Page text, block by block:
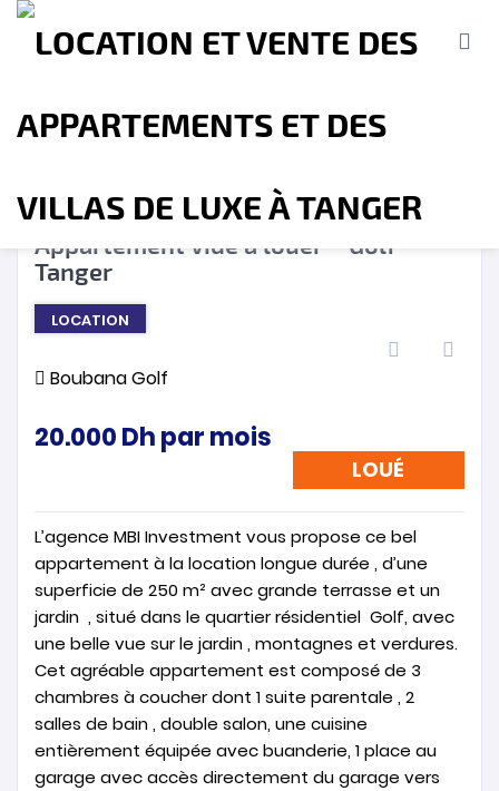
Accueil
Terrains Location de Vacances
❮ ❯
Appartement vide à louer – Golf –
Tanger
LOCATION
Boubana Golf
20.000Dhpar mois
LOUÉ
L’agence MBI Investment vous propose ce bel
appartement à la location longue durée , d’une
superficie de 250 m² avec grande terrasse et un
jardin , situé dans le quartier résidentiel Golf, avec
une belle vue sur le jardin , montagnes et verdures.
Cet agréable appartement est composé de 3
chambres à coucher dont 1 suite parentale , 2
salles de bain , double salon, une cuisine
entièrement équipée avec buanderie, 1 place au
garage avec accès directement du garage vers